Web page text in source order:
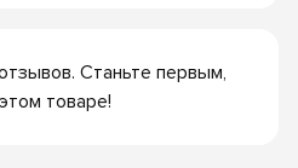
Станьте первым,
товаре!